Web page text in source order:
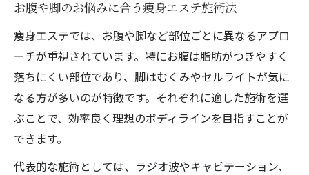
お腹や脚のお悩みに合う痩身エステ施術法
痩身エステでは、お腹や脚など部位ごとに異なるアプロ
ーチが重視されています。特にお腹は脂肪がつきやすく
落ちにくい部位であり、脚はむくみやセルライトが気に
なる方が多いのが特徴です。それぞれに適した施術を選
ぶことで、効率良く理想のボディラインを目指すことが
できます。
代表的な施術としては、ラジオ波やキャビテーション、